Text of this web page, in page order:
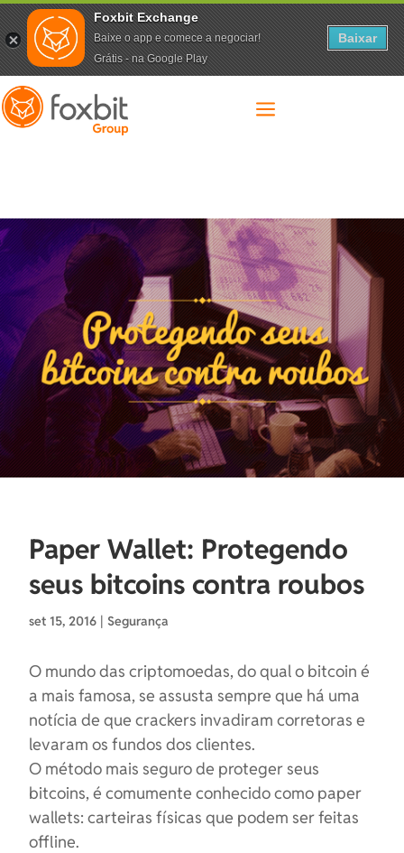
a
Paper Wallet: Protegendo
seus bitcoins contra roubos
set 15, 2016 | Segurança
O mundo das criptomoedas, do qual o bitcoin é
a mais famosa, se assusta sempre que há uma
notícia de que crackers invadiram corretoras e
levaram os fundos dos clientes.
O método mais seguro de proteger seus
bitcoins, é comumente conhecido como paper
wallets: carteiras físicas que podem ser feitas
offline.
Foxbit Exchange
Baixe o app e comece a negociar!
Grátis - na Google Play
Baixar